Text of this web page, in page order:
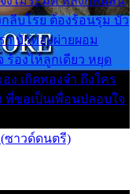
ลีบโรย ต้องร้อนรุม บัว
บัวทองผ่ายผอม
ร้องไห้ลูกเดียว หยุด
ง เถิดทองจ๋า ถึงใคร
พี่ขอเป็นเพื่อนปลอบใจ
ซาวด์ดนตรี)